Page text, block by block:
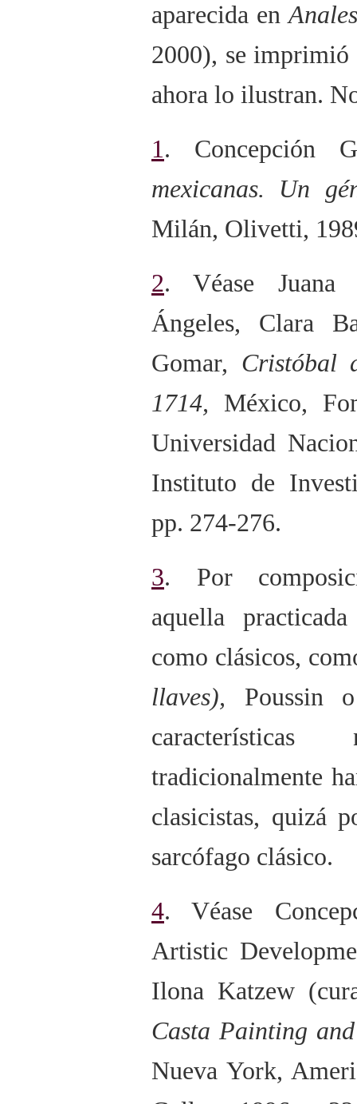
aparecida enAnales
2000), se imprimió
ahora lo ilustran.
1. Concepción
mexicanas. Un
Milán, Olivetti,
2. Véase Juana
Ángeles, Clara
Gomar, Cristóbal
1714, México,
Universidad
Instituto de
pp. 274-276.
3. Por
aquella
como clásicos,
llaves), Poussin
tradicionalmente
clasicistas, quizá
sarcófago clásico.
4. Véase
Artistic
Ilona Katzew
Casta Painting
Nueva York,